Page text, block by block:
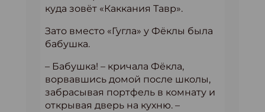
куда зовёт «Каккания Тавр».
Зато вместо «Гугла» у Фёклы была
бабушка.
– Бабушка! – кричала Фёкла,
ворвавшись домой после школы,
забрасывая портфель в комнату и
открывая дверь на кухню. –